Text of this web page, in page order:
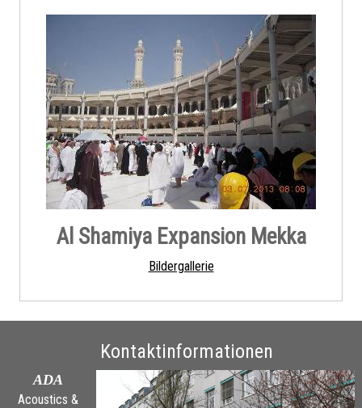
Al Shamiya Expansion Mekka
Bildergallerie
Kontaktinformationen
ADA
Acoustics &